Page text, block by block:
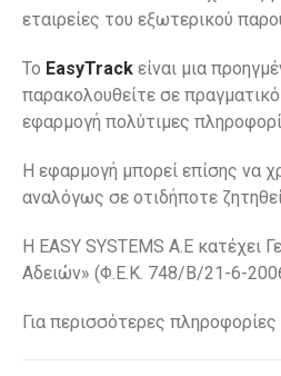
εταιρείες του εξωτερικού
Το EasyTrack είναι μια
παρακολουθείτε σε
εφαρμογή πολύτιμες
Η εφαρμογή μπορεί επίσης να
αναλόγως σε οτιδήποτε
H EASY SYSTEMS Α.Ε
Αδειών» (Φ.Ε.Κ. 748/Β/21-6-
Για περισσότερες